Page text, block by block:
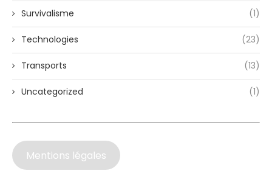
Survivalisme (1)
Technologies (23)
Transports (13)
Uncategorized (1)
Mentions légales